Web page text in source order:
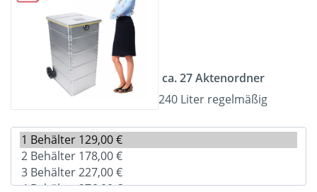
ca. 27 Aktenordner
240 Liter regelmäßig